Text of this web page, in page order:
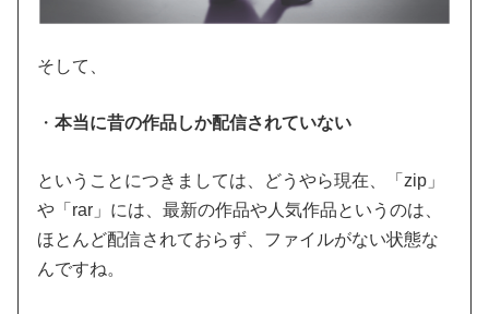
そして、
・本当に昔の作品しか配信されていない
ということにつきましては、どうやら現在、「zip」
や「rar」には、最新の作品や人気作品というのは、
ほとんど配信されておらず、ファイルがない状態な
んですね。